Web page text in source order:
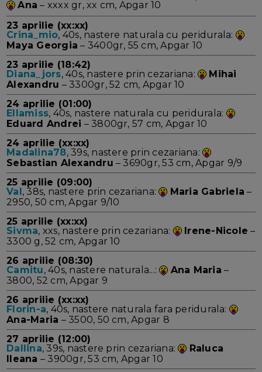
Ana – xxxx gr, xx cm, Apgar 10
23 aprilie (xx:xx)
Crina_mio, 40s, nastere naturala cu peridurala:
Maya Georgia – 3400gr, 55 cm, Apgar 10
23 aprilie (18:42)
Diana_jors, 40s, nastere prin cezariana:
Mihai
Alexandru – 3300gr, 52 cm, Apgar 10
24 aprilie (01:00)
Ellamiss, 40s, nastere naturala cu peridurala:
Eduard Andrei – 3800gr, 57 cm, Apgar 10
24 aprilie (xx:xx)
Madalina78, 39s, nastere prin cezariana:
Sebastian Alexandru – 3690gr, 53 cm, Apgar 9/9
25 aprilie (09:00)
Val, 38s, nastere prin cezariana: Maria Gabriela –
2950, 50 cm, Apgar 9/10
25 aprilie (xx:xx)
Sivma, xxs, nastere prin cezariana: Irene-Nicole –
3300 g, 52 cm, Apgar 10
26 aprilie (08:30)
Camitu, 40s, nastere naturala...: Ana Maria –
3800, 52 cm, Apgar 9
26 aprilie (xx:xx)
Florin-a, 40s, nastere naturala fara peridurala:
Ana-Maria – 3500, 50 cm, Apgar 8
27 aprilie (12:00)
Dallina, 39s, nastere prin cezariana:
Raluca
Ileana – 3900gr, 53 cm, Apgar 10